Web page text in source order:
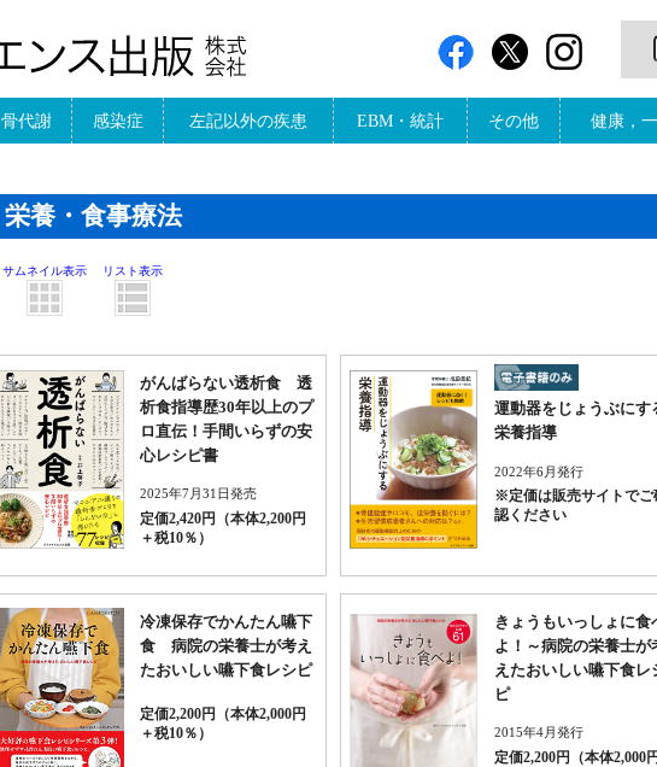
骨代謝 感染症 左記以外の疾患 EBM・統計 その他 健康，
栄養・食事療法
サムネイル表示 リスト表示
がんばらない透析食 透
析食指導歴30年以上のプ
ロ直伝！手間いらずの安
心レシピ書
2025年7月31日発売
定価2,420円（本体2,200円
＋税10％）
運動器をじょうぶにす
栄養指導
2022年6月発行
※定価は販売サイトでご
認ください
冷凍保存でかんたん嚥下
食 病院の栄養士が考え
たおいしい嚥下食レシピ
定価2,200円（本体2,000円
＋税10％）
きょうもいっしょに食
よ！～病院の栄養士が
えたおいしい嚥下食レ
ピ
2015年4月発行
定価2,200円（本体2,000円